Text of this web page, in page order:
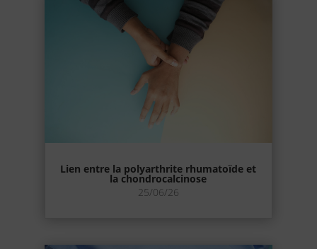
Lien entre la polyarthrite rhumatoïde et
la chondrocalcinose
25/06/26